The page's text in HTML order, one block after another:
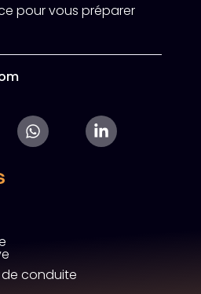
pour vous préparer
de conduite